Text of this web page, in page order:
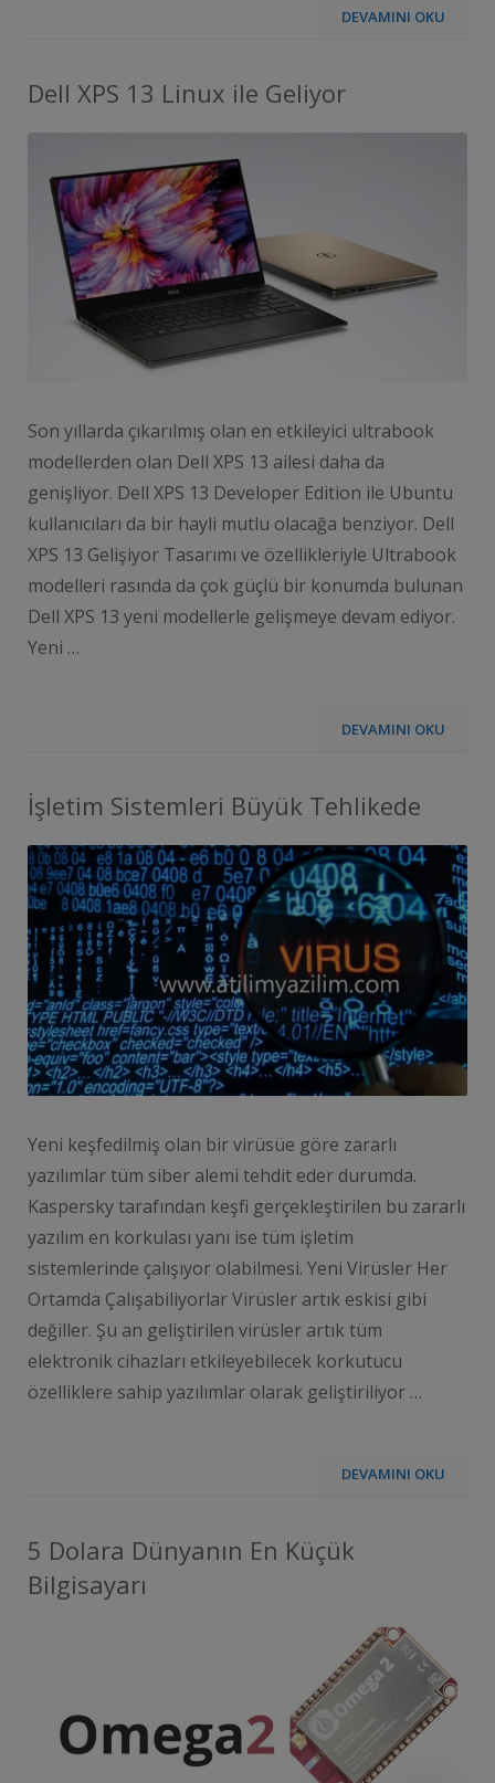
DEVAMINI OKU
Dell XPS 13 Linux ile Geliyor
Son yıllarda çıkarılmış olan en etkileyici ultrabook
modellerden olan Dell XPS 13 ailesi daha da
genişliyor. Dell XPS 13 Developer Edition ile Ubuntu
kullanıcıları da bir hayli mutlu olacağa benziyor. Dell
XPS 13 Gelişiyor Tasarımı ve özellikleriyle Ultrabook
modelleri rasında da çok güçlü bir konumda bulunan
Dell XPS 13 yeni modellerle gelişmeye devam ediyor.
Yeni …
DEVAMINI OKU
İşletim Sistemleri Büyük Tehlikede
Yeni keşfedilmiş olan bir virüsüe göre zararlı
yazılımlar tüm siber alemi tehdit eder durumda.
Kaspersky tarafından keşfi gerçekleştirilen bu zararlı
yazılım en korkulası yanı ise tüm işletim
sistemlerinde çalışıyor olabilmesi. Yeni Virüsler Her
Ortamda Çalışabiliyorlar Virüsler artık eskisi gibi
değiller. Şu an geliştirilen virüsler artık tüm
elektronik cihazları etkileyebilecek korkutucu
özelliklere sahip yazılımlar olarak geliştiriliyor …
DEVAMINI OKU
5 Dolara Dünyanın En Küçük
Bilgisayarı